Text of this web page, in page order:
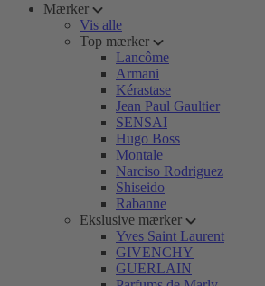
Mærker
Vis alle
Top mærker
Lancôme
Armani
Kérastase
Jean Paul Gaultier
SENSAI
Hugo Boss
Montale
Narciso Rodriguez
Shiseido
Rabanne
Ekslusive mærker
Yves Saint Laurent
GIVENCHY
GUERLAIN